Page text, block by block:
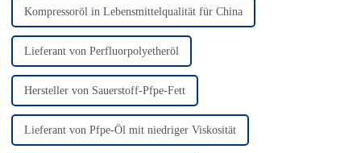
Kompressoröl in Lebensmittelqualität für China
Lieferant von Perfluorpolyetheröl
Hersteller von Sauerstoff-Pfpe-Fett
Lieferant von Pfpe-Öl mit niedriger Viskosität